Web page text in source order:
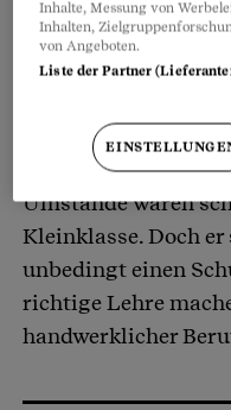
Für Busch alles
Als jüngstes von
Namen geändert.
seiner Geburt
Umstände waren
Kleinklasse. Doch
unbedingt einen
richtige Lehre
handwerklicher
Inhalte, Messung von
Inhalten,
von Angeboten.
Liste der Partner